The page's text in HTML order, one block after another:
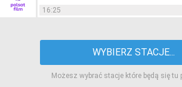
16:25
WYBIERZ STACJE...
Możesz wybrać stacje które będą się tu